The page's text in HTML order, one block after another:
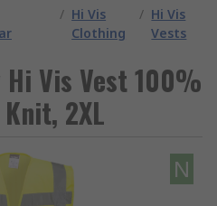
/ Hi Vis
Clothing
/ Hi Vis
Vests
Vis Vest 100%
2XL
N